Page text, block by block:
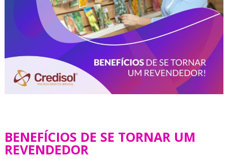
BENEFÍCIOS DE SE TORNAR UM
REVENDEDOR